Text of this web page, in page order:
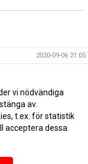
2020-09-06 21:05
2018-10-09 18:56
vi nödvändiga
av.
t.ex. för statistik
acceptera dessa.